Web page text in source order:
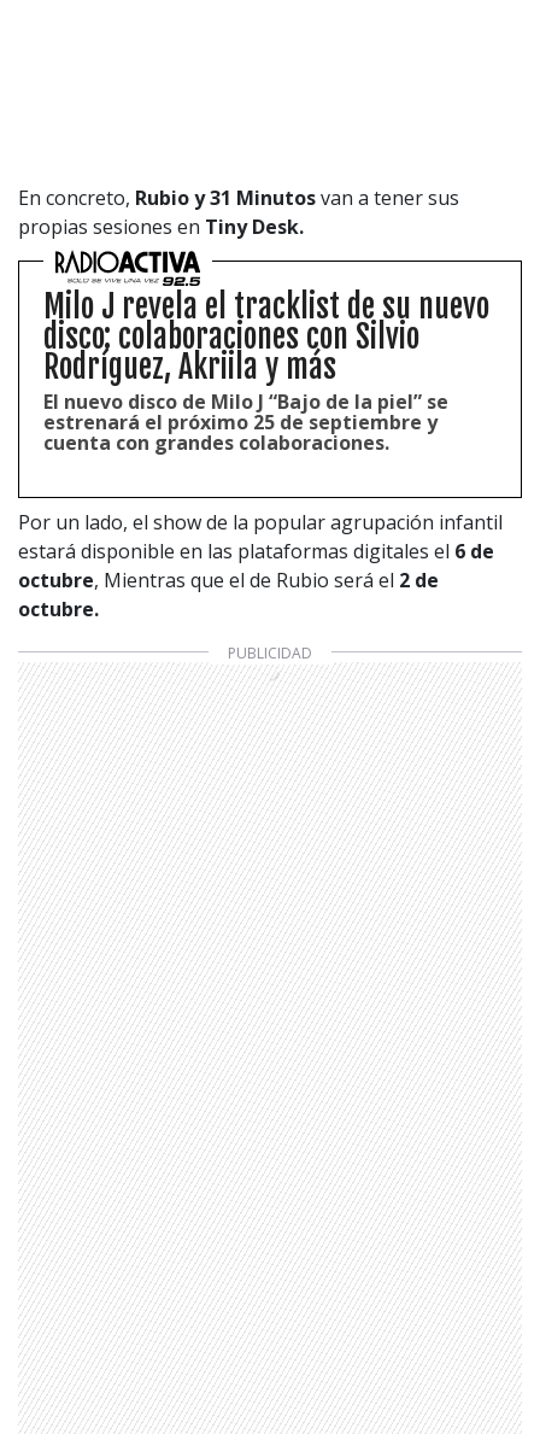
En concreto, Rubio y 31 Minutosvan a tener sus
propias sesiones en Tiny Desk.
Milo J revela el tracklist de su nuevo
disco: colaboraciones con Silvio
Rodríguez, Akriila y más
El nuevo disco de Milo J “Bajo de la piel” se
estrenará el próximo 25 de septiembre y
cuenta con grandes colaboraciones.
Por un lado, el show de la popular agrupación infantil
estará disponible en las plataformas digitales el 6 de
octubre, Mientras que el de Rubio será el 2 de
octubre.